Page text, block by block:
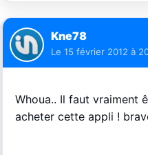
Kne78
Le 15 février 2012 à
Whoua.. Il faut vraiment
acheter cette appli !